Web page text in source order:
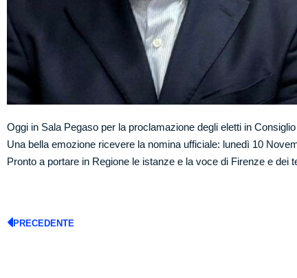
Oggi in Sala Pegaso per la proclamazione degli eletti in
Una bella emozione ricevere la nomina ufficiale: lunedì 10
Pronto a portare in Regione le istanze e la voce di Firenze e dei
PRECEDENTE